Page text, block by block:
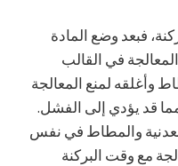
فبعد وضع المادة
في القالب
وأغلقه لمنع المعالجة
مما قد يؤدي إلى الفشل.
والمطاط في نفس
مع وقت البركنة